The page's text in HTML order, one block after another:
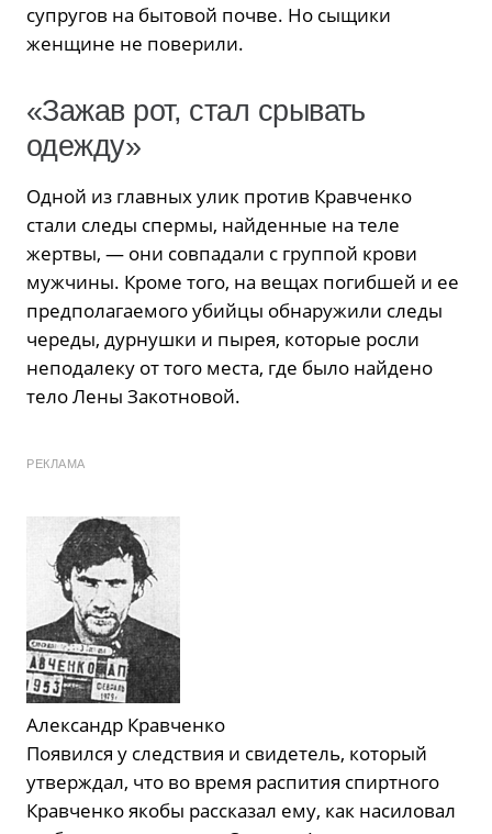
супругов на бытовой почве. Но сыщики
женщине не поверили.
«Зажав рот, стал срывать
одежду»
Одной из главных улик против Кравченко
стали следы спермы, найденные на теле
жертвы, — они совпадали с группой крови
мужчины. Кроме того, на вещах погибшей и ее
предполагаемого убийцы обнаружили следы
череды, дурнушки и пырея, которые росли
неподалеку от того места, где было найдено
тело Лены Закотновой.
РЕКЛАМА
Александр Кравченко
Появился у следствия и свидетель, который
утверждал, что во время распития спиртного
Кравченко якобы рассказал ему, как насиловал